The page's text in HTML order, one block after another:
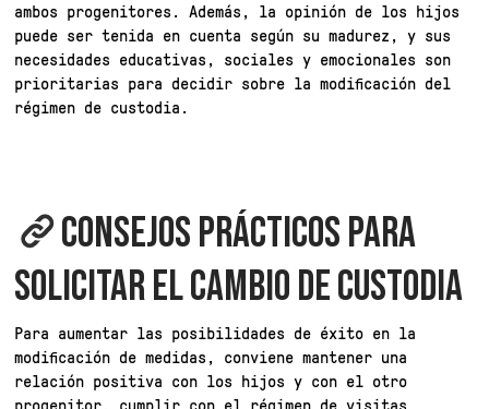
ambos progenitores. Además, la opinión de los hijos
puede ser tenida en cuenta según su madurez, y sus
necesidades educativas, sociales y emocionales son
prioritarias para decidir sobre la modificación del
régimen de custodia.
CONSEJOS PRÁCTICOS PARA
SOLICITAR EL CAMBIO DE CUSTODIA
Para aumentar las posibilidades de éxito en la
modificación de medidas, conviene mantener una
relación positiva con los hijos y con el otro